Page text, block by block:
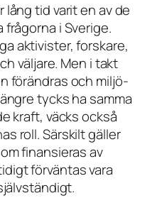
lång tid varit en av de
i Sverige.
aktivister, forskare,
väljare. Men i takt
förändras och miljö-
tycks ha samma
kraft, väcks också
roll. Särskilt gäller
finansieras av
förväntas vara